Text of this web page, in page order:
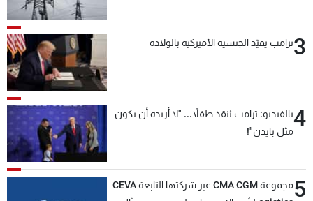
3ترامب يقيّد الجنسية الأميركية بالولادة
4بالفيديو: ترامب يُنقذ طفلاً... "لا أريده أن يكون
مثل بايدن"!
5
مجموعة CMA CGM عبر شركتها التابعة CEVA